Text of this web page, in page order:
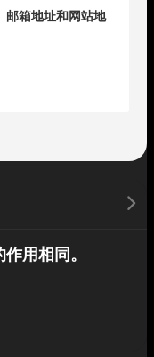
邮箱地址和网站地
用相同。